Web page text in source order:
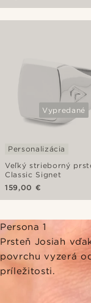
Vypredané
Veľký strieborný
Classic Signet
Personalizácia
159,00 €
Persona 1
Prsteň Josiah
povrchu vyzerá
príležitosti.